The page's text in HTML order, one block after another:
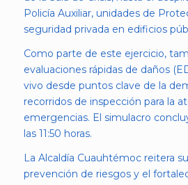
Policía Auxiliar, unidades de
seguridad privada en edificios
Como parte de este ejercicio,
evaluaciones rápidas de daños
vivo desde puntos clave de la
recorridos de inspección para la
emergencias. El simulacro
las 11:50 horas.
La Alcaldía Cuauhtémoc reitera
prevención de riesgos y el